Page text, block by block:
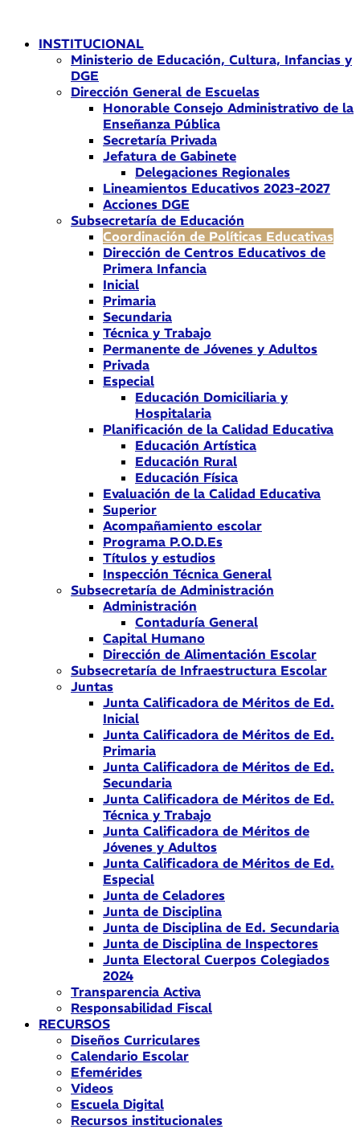
contenidoINSTITUCIONAL
Ministerio de Educación, Cultura, Infancias y
DGE
Dirección General de Escuelas
Honorable Consejo Administrativo de la
Enseñanza Pública
Secretaría Privada
Jefatura de Gabinete
Delegaciones Regionales
Lineamientos Educativos 2023-2027
Acciones DGE
Subsecretaría de Educación
Coordinación de Políticas Educativas
Dirección de Centros Educativos de
Primera Infancia
Inicial
Primaria
Secundaria
Técnica y Trabajo
Permanente de Jóvenes y Adultos
Privada
Especial
Educación Domiciliaria y
Hospitalaria
Planificación de la Calidad Educativa
Educación Artística
Educación Rural
Educación Física
Evaluación de la Calidad Educativa
Superior
Acompañamiento escolar
Programa P.O.D.Es
Títulos y estudios
Inspección Técnica General
Subsecretaría de Administración
Administración
Contaduría General
Capital Humano
Dirección de Alimentación Escolar
Subsecretaría de Infraestructura Escolar
Juntas
Junta Calificadora de Méritos de Ed.
Inicial
Junta Calificadora de Méritos de Ed.
Primaria
Junta Calificadora de Méritos de Ed.
Secundaria
Junta Calificadora de Méritos de Ed.
Técnica y Trabajo
Junta Calificadora de Méritos de
Jóvenes y Adultos
Junta Calificadora de Méritos de Ed.
Especial
Junta de Celadores
Junta de Disciplina
Junta de Disciplina de Ed. Secundaria
Junta de Disciplina de Inspectores
Junta Electoral Cuerpos Colegiados
2024
Transparencia Activa
Responsabilidad Fiscal
RECURSOS
Diseños Curriculares
Calendario Escolar
Efemérides
Videos
Escuela Digital
Recursos institucionales